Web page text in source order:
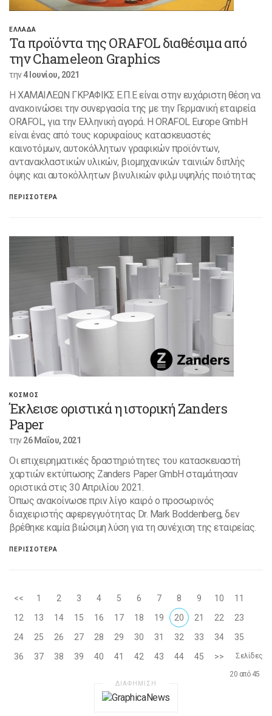
ΕΛΛΑΔΑ
Τα προϊόντα της ORAFOL διαθέσιμα από
την Chameleon Graphics
την4 Ιουνίου, 2021
Η ΧΑΜΑΙΛΕΩΝ ΓΚΡΑΦΙΚΣ Ε.Π.Ε είναι στην ευχάριστη θέση να
ανακοινώσει την συνεργασία της με την Γερμανική εταιρεία
ORAFOL, για την Ελληνική αγορά. Η ORAFOL Europe GmbH
είναι ένας από τους κορυφαίους κατασκευαστές
καινοτόμων, αυτοκόλλητων γραφικών προϊόντων,
αντανακλαστικών υλικών, βιομηχανικών ταινιών διπλής
όψης και αυτοκόλλητων βινυλικών φιλμ υψηλής ποιότητας
ΠΕΡΙΣΣΟΤΕΡΑ
ΚΟΣΜΟΣ
Έκλεισε οριστικά η ιστορική Zanders
Paper
την26 Μαΐου, 2021
Οι επιχειρηματικές δραστηριότητες του κατασκευαστή
χαρτιών εκτύπωσης Zanders Paper GmbH σταμάτησαν
οριστικά στις 30 Απριλίου 2021.
Όπως ανακοίνωσε πριν λίγο καιρό ο προσωρινός
διαχειριστής αφερεγγυότητας Dr. Mark Boddenberg, δεν
βρέθηκε καμία βιώσιμη λύση για τη συνέχιση της εταιρείας.
ΠΕΡΙΣΣΟΤΕΡΑ
<< 1 2 3 4 5 6 7 8 9 10
11
12
13 14 15 16 17 18 19 20 21 22
23
24
25 26 27 28 29 30 31 32 33 34
35
36
37 38 39 40 41 42 43 44 45 >> Σελίδες
20 από 45
ΔΙΑΦΗΜΙΣΗ